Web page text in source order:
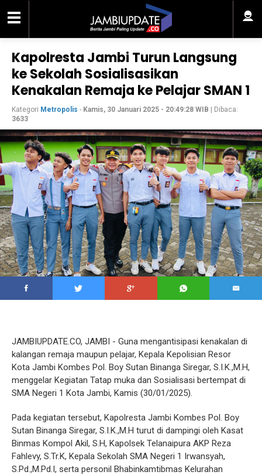
Kapolresta Jambi Turun Langsung
ke Sekolah Sosialisasikan
Kenakalan Remaja ke Pelajar SMAN 1
Kategori Metropolis - Kamis, 30 Januari 2025 - 20:49:28 WIB | Dibaca:
3633
JAMBIUPDATE.CO, JAMBI - Guna mengantisipasi kenakalan di
kalangan remaja maupun pelajar, Kepala Kepolisian Resor
Kota Jambi Kombes Pol. Boy Sutan Binanga Siregar, S.I.K.,M.H,
menggelar Kegiatan Tatap muka dan Sosialisasi bertempat di
SMA Negeri 1 Kota Jambi, Kamis (30/01/2025).
Pada kegiatan tersebut, Kapolresta Jambi Kombes Pol. Boy
Sutan Binanga Siregar, S.I.K.,M.H turut di dampingi oleh Kasat
Binmas Kompol Akil, S.H, Kapolsek Telanaipura AKP Reza
Fahlevy, S.Tr.K, Kepala Sekolah SMA Negeri 1 Irwansyah,
S.Pd.,M.Pd.I, serta personil Bhabinkamtibmas Kelurahan